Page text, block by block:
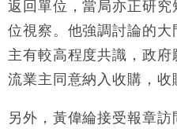
機
18:31
財經｜華僑銀行上
47仙
17:33
財經｜滙豐上調香港
及消費表現
16:47
本地｜假冒內地執法
損失近6900萬元
返回單位，當局亦正研
位視察。他強調討論的
主有較高程度共識，政
流業主同意納入收購，收
另外，黃偉綸接受報章